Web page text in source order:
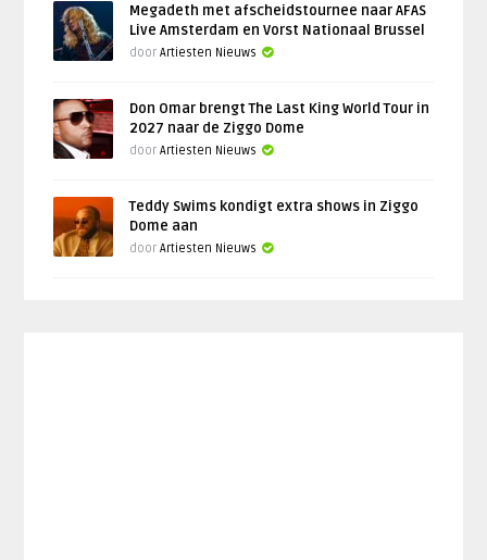
Megadeth met afscheidstournee naar AFAS
Live Amsterdam en Vorst Nationaal Brussel
doorArtiesten Nieuws
Don Omar brengt The Last King World Tour in
2027 naar de Ziggo Dome
doorArtiesten Nieuws
Teddy Swims kondigt extra shows in Ziggo
Dome aan
doorArtiesten Nieuws